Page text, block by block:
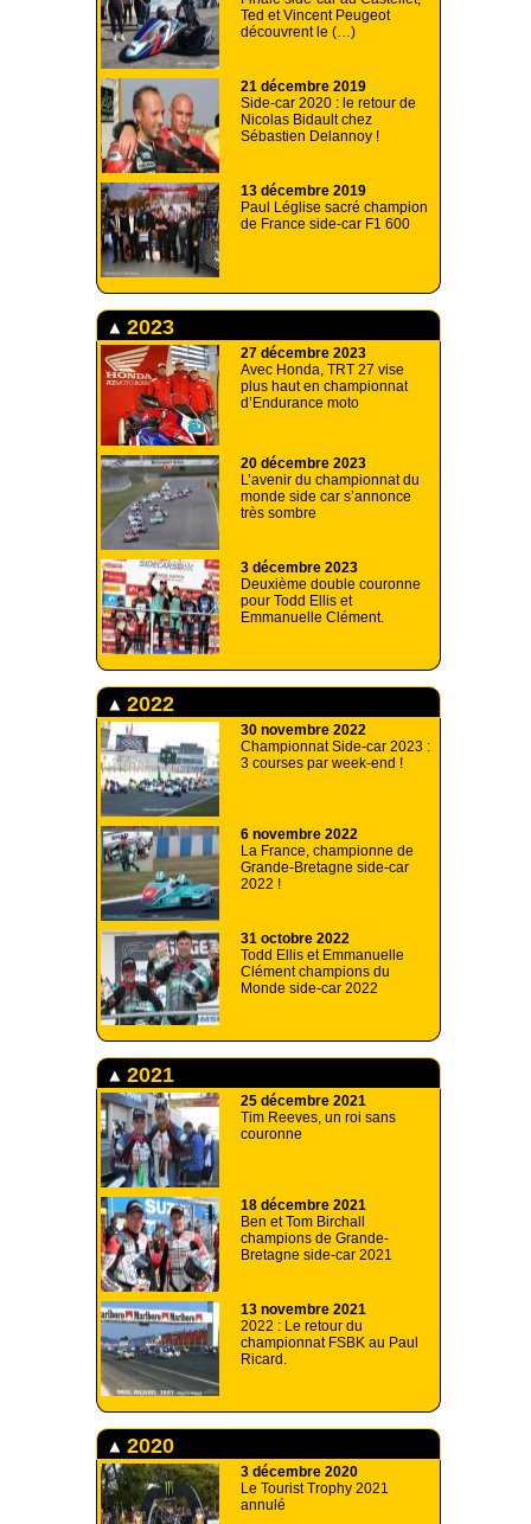
Ted et Vincent Peugeot
découvrent le (…)
21 décembre 2019
Side-car 2020 : le retour de
Nicolas Bidault chez
Sébastien Delannoy !
13 décembre 2019
Paul Léglise sacré champion
de France side-car F1 600
2023
27 décembre 2023
Avec Honda, TRT 27 vise
plus haut en championnat
d’Endurance moto
20 décembre 2023
L’avenir du championnat du
monde side car s’annonce
très sombre
3 décembre 2023
Deuxième double couronne
pour Todd Ellis et
Emmanuelle Clément.
2022
30 novembre 2022
Championnat Side-car 2023 :
3 courses par week-end !
6 novembre 2022
La France, championne de
Grande-Bretagne side-car
2022 !
31 octobre 2022
Todd Ellis et Emmanuelle
Clément champions du
Monde side-car 2022
2021
25 décembre 2021
Tim Reeves, un roi sans
couronne
18 décembre 2021
Ben et Tom Birchall
champions de Grande-
Bretagne side-car 2021
13 novembre 2021
2022 : Le retour du
championnat FSBK au Paul
Ricard.
2020
3 décembre 2020
Le Tourist Trophy 2021
annulé